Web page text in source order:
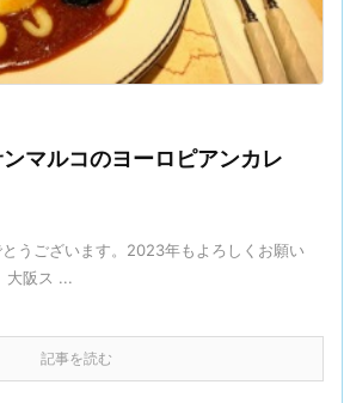
マルコのヨーロピアンカレ
うございます。2023年もよろしくお願い
大阪ス ...
記事を読む